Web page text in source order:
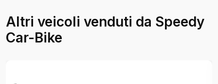
Altri veicoli venduti da Speedy
Car-Bike